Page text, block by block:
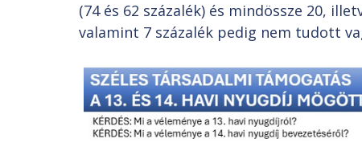
(74 és 62 százalék) és mindössze 20,
valamint 7 százalék pedig nem tudott